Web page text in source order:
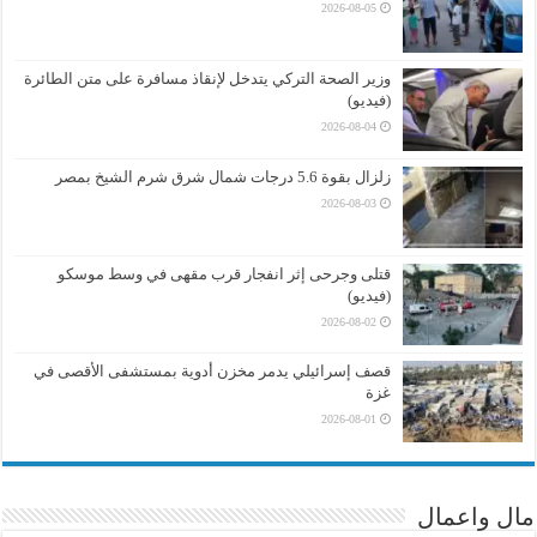
2026-08-05
وزير الصحة التركي يتدخل لإنقاذ مسافرة على متن الطائرة
(فيديو)
2026-08-04
زلزال بقوة 5.6 درجات شمال شرق شرم الشيخ بمصر
2026-08-03
قتلى وجرحى إثر انفجار قرب مقهى في وسط موسكو
(فيديو)
2026-08-02
قصف إسرائيلي يدمر مخزن أدوية بمستشفى الأقصى في
غزة
2026-08-01
مال واعمال